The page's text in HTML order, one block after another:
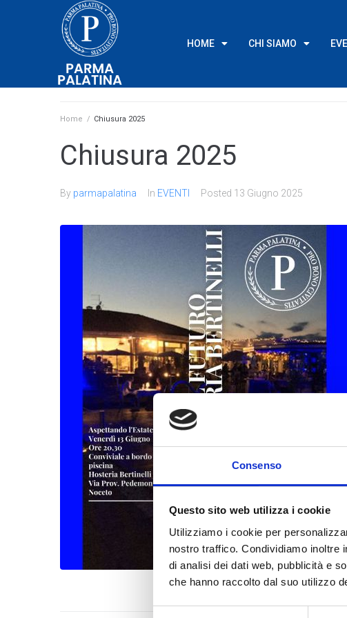
Consenso
Questo sito web utilizza i cookie
Utilizziamo i cookie per
nostro traffico. Condividiamo inoltre
di analisi dei dati web, pubblicità e
che hanno raccolto dal suo utilizzo
HOME CHI SIAMO
Home / Chiusura 2025
Chiusura 2025
By parmapalatina In EVENTI Posted 13 Giugno 2025